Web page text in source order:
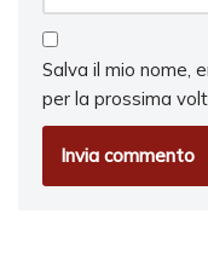
Salva il mio nome,
per la prossima